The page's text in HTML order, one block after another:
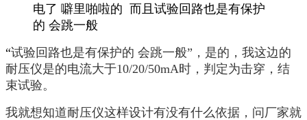
电了 噼里啪啦的 而且试验回路也是有保护
的 会跳一般
“试验回路也是有保护的 会跳一般”，是的，我这边的
耐压仪是的电流大于10/20/50mA时，判定为击穿，结
束试验。
我就想知道耐压仪这样设计有没有什么依据，问厂家就